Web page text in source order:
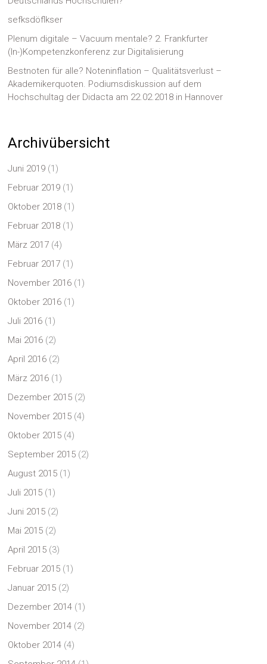
sefksdöflkser
Plenum digitale – Vacuum mentale? 2. Frankfurter
(In-)Kompetenzkonferenz zur Digitalisierung
Bestnoten für alle? Noteninflation – Qualitätsverlust –
Akademikerquoten. Podiumsdiskussion auf dem
Hochschultag der Didacta am 22.02.2018 in Hannover
Archivübersicht
Juni 2019 (1)
Februar 2019 (1)
Oktober 2018 (1)
Februar 2018 (1)
März 2017 (4)
Februar 2017 (1)
November 2016 (1)
Oktober 2016 (1)
Juli 2016 (1)
Mai 2016 (2)
April 2016 (2)
März 2016 (1)
Dezember 2015 (2)
November 2015 (4)
Oktober 2015 (4)
September 2015 (2)
August 2015 (1)
Juli 2015 (1)
Juni 2015 (2)
Mai 2015 (2)
April 2015 (3)
Februar 2015 (1)
Januar 2015 (2)
Dezember 2014 (1)
November 2014 (2)
Oktober 2014 (4)